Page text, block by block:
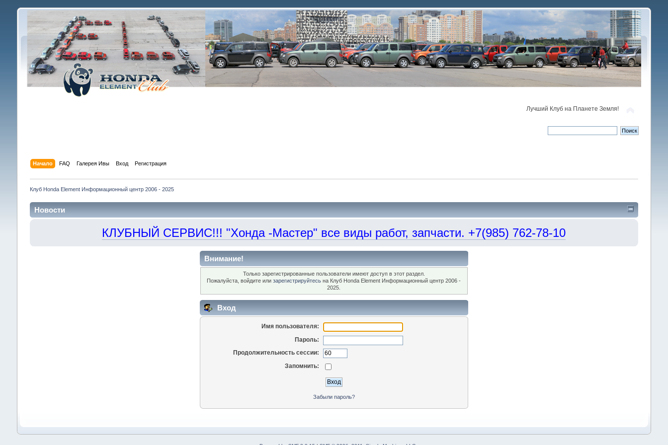
Лучший Клуб на Планете Земля!
Начало FAQ Галерея Ивы Вход Регистрация
Клуб Honda Element Информационный центр 2006 - 2025
Новости
КЛУБНЫЙ СЕРВИС!!! "Хонда -Мастер" все виды работ, запчасти. +7(985) 762-78-10
Внимание!
Только зарегистрированные пользователи имеют доступ в этот раздел.
Пожалуйста, войдите илизарегистрируйтесь на Клуб Honda Element Информационный центр 2006 -
2025.
Вход
Имя пользователя:
Пароль:
Продолжительность сессии:
Запомнить:
Забыли пароль?